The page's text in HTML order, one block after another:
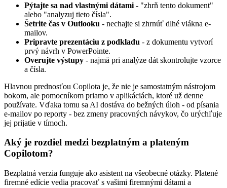
Pýtajte sa nad vlastnými dátami - "zhrň tento dokument"
alebo "analyzuj tieto čísla".
Šetrite čas v Outlooku - nechajte si zhrnúť dlhé vlákna e-
mailov.
Pripravte prezentáciu z podkladu - z dokumentu vytvorí
prvý návrh v PowerPointe.
Overujte výstupy - najmä pri analýze dát skontrolujte vzorce
a čísla.
Hlavnou prednosťou Copilota je, že nie je samostatným nástrojom
bokom, ale pomocníkom priamo v aplikáciách, ktoré už denne
používate. Vďaka tomu sa AI dostáva do bežných úloh - od písania
e-mailov po reporty - bez zmeny pracovných návykov, čo urýchľuje
jej prijatie v tímoch.
Aký je rozdiel medzi bezplatným a plateným
Copilotom?
Bezplatná verzia funguje ako asistent na všeobecné otázky. Platené
firemné edície vedia pracovať s vašimi firemnými dátami a